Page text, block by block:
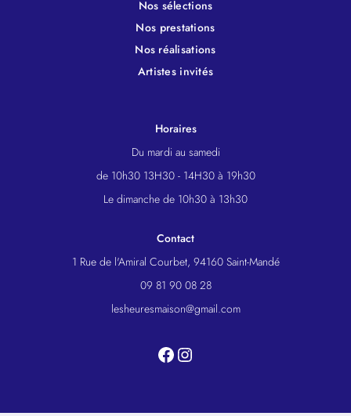
Nos sélections
Nos prestations
Nos réalisations
Artistes invités
Horaires
Du mardi au samedi
de 10h30 13H30 - 14H30 à 19h30
Le dimanche de 10h30 à 13h30
Contact
1 Rue de l'Amiral Courbet, 94160 Saint-Mandé
09 81 90 08 28
lesheuresmaison@gmail.com